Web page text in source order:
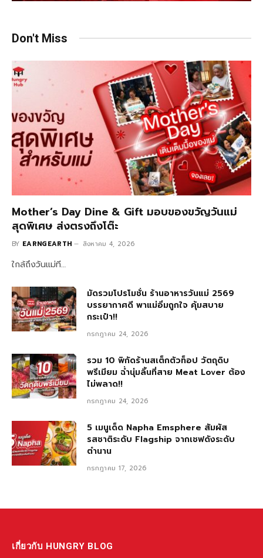
Don't Miss
Mother’s Day Dine & Gift มอบของขวัญวันแม่
สุดพิเศษ ส่งตรงถึงโต๊ะ
BY EARNGEARTH สิงหาคม 4, 2026
ใกล้ถึงวันแม่ที…
มัดรวมโปรโมชั่น ร้านอาหารวันแม่ 2569
บรรยากาศดี พาแม่อิ่มถูกใจ คุ้มสบาย
กระเป๋า!!
กรกฎาคม 24, 2026
รวม 10 พิกัดร้านสเต็กตัวท็อป วัตถุดิบ
พรีเมียม ฉ่ำนุ่มลิ้นที่สาย Meat Lover ต้อง
ไม่พลาด!!
กรกฎาคม 24, 2026
5 เมนูเด็ด Napha Emsphere สัมผัส
รสชาติระดับ Flagship จากเชฟดังระดับ
ตำนาน
กรกฎาคม 17, 2026
เกี่ยวกับ HUNGRY BLOG